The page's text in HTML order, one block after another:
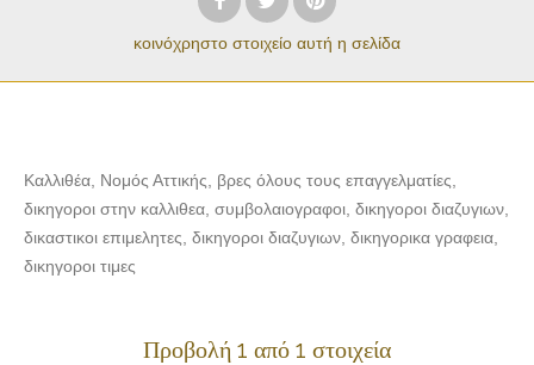
κοινόχρηστο στοιχείο αυτή η σελίδα
Καλλιθέα, Νομός Αττικής, βρες όλους τους επαγγελματίες,
δικηγοροι στην καλλιθεα, συμβολαιογραφοι, δικηγοροι διαζυγιων,
δικαστικοι επιμελητες, δικηγοροι διαζυγιων, δικηγορικα γραφεια,
δικηγοροι τιμες
Προβολή 1 από 1 στοιχεία